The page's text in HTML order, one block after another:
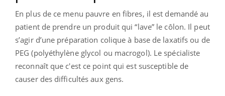
En plus de ce menu pauvre en fibres, il est demandé au
patient de prendre un produit qui “lave” le côlon. Il peut
s’agir d’une préparation colique à base de laxatifs ou de
PEG (polyéthylène glycol ou macrogol). Le spécialiste
reconnaît que c'est ce point qui est susceptible de
causer des difficultés aux gens.